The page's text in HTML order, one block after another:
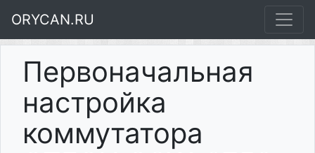
ORYCAN.RU
Первоначальная
настройка
коммутатора